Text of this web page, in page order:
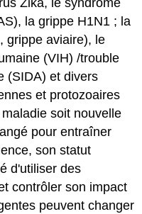
Zika, le syndrome
la grippe H1N1 ; la
grippe aviaire), le
(VIH) /trouble
(SIDA) et divers
et protozoaires
soit nouvelle
pour entraîner
son statut
d'utiliser des
contrôler son impact
peuvent changer